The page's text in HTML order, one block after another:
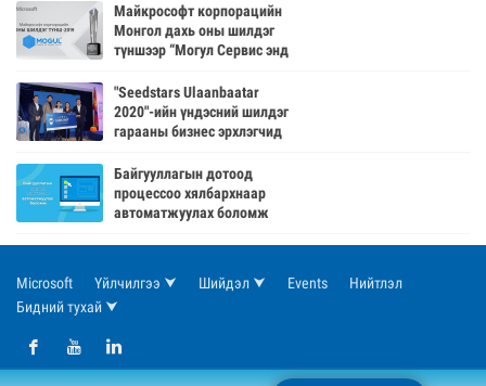
Майкрософт корпорацийн
Монгол дахь оны шилдэг
түншээр “Могул Сервис энд
шалгарлаа
"Seedstars Ulaanbaatar
2020"-ийн үндэсний шилдэг
гарааны бизнес эрхлэгчид
Байгууллагын дотоод
процессоо хялбархнаар
автоматжуулах боломж
Microsoft Үйлчилгээ ⮟ Шийдэл ⮟ Events
Нийтлэл
Бидний тухай ⮟